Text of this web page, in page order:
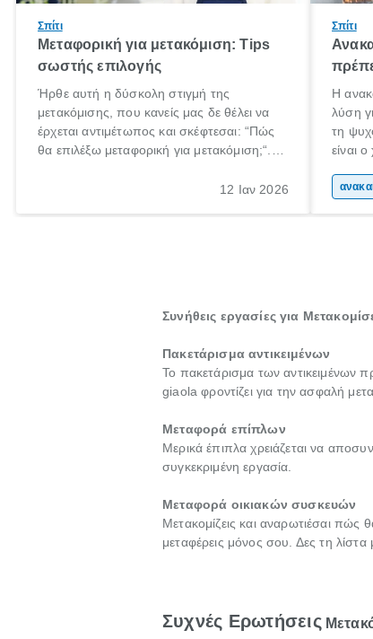
Σπίτι
Μεταφορική για μετακόμιση: Tips
σωστής επιλογής
Ήρθε αυτή η δύσκολη στιγμή της
μετακόμισης, που κανείς μας δε θέλει να
έρχεται αντιμέτωπος και σκέφτεσαι: “Πώς
θα επιλέξω μεταφορική για μετακόμιση;“.
ξεκινάς τις απαραίτητες ετοιμασίες,12 Ιαν 2026
Σπίτι
Η
λύση
τη
είναι
Συνήθεις εργασίες για
Πακετάρισμα αντικειμένων
Το πακετάρισμα των αντικειμένων
giaola φροντίζει για την ασφαλή
Μεταφορά επίπλων
Μερικά έπιπλα χρειάζεται να
συγκεκριμένη εργασία.
Μεταφορά οικιακών συσκευών
Μετακομίζεις και αναρωτιέσαι πώς
μεταφέρεις μόνος σου. Δες τη λίστα
Συχνές Ερωτήσεις